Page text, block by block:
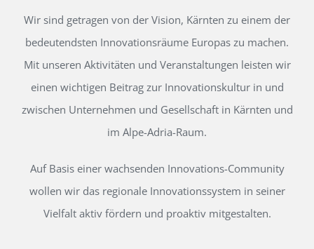
Wir sind getragen von der Vision, Kärnten zu einem der
bedeutendsten Innovationsräume Europas zu machen.
Mit unseren Aktivitäten und Veranstaltungen leisten wir
einen wichtigen Beitrag zur Innovationskultur in und
zwischen Unternehmen und Gesellschaft in Kärnten und
im Alpe-Adria-Raum.
Auf Basis einer wachsenden Innovations-Community
wollen wir das regionale Innovationssystem in seiner
Vielfalt aktiv fördern und proaktiv mitgestalten.